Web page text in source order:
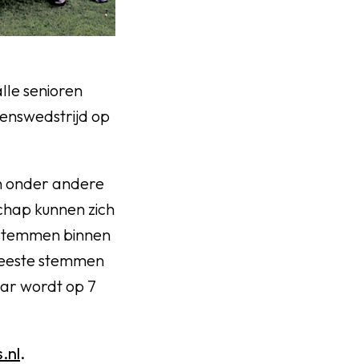
senioren
op
onder andere
kunnen zich
binnen
stemmen
wordt op 7
.